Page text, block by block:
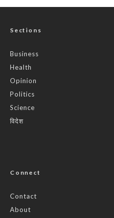
Sections
Business
Health
Opinion
Politics
Science
विदेश
Connect
Contact
About